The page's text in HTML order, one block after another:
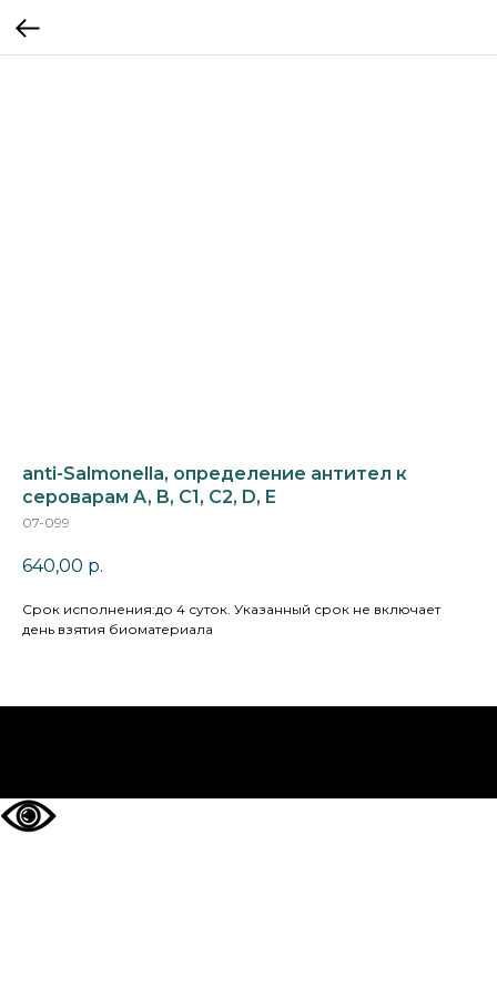
anti-Salmonella, определение антител к
сероварам A, B, C1, C2, D, E
07-099
640,00 р.
Cрок исполнения:до 4 суток. Указанный срок не включает
день взятия биоматериала